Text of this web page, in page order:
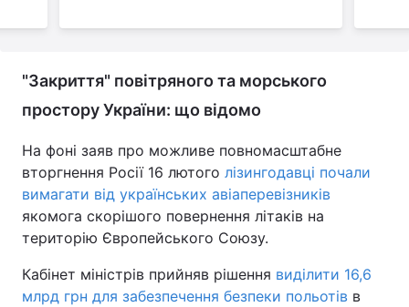
"Закриття" повітряного та морського
простору України: що відомо
На фоні заяв про можливе повномасштабне
вторгнення Росії 16 лютого лізингодавці почали
вимагати від українських авіаперевізників
якомога скорішого повернення літаків на
територію Європейського Союзу.
Кабінет міністрів прийняв рішення виділити 16,6
млрд грн для забезпечення безпеки польотів в